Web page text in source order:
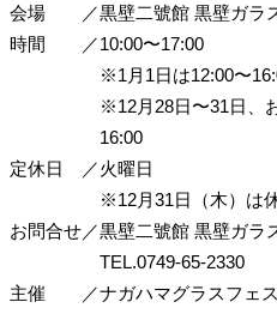
会場
／黒壁二號館 黒壁ガラ
時間
／10:00〜17:00
※1月1日は12:00〜
※12月28日〜31日、
16:00
定休日
／火曜日
※12月31日（木）は
お問合せ／黒壁二號館 黒壁ガラ
TEL.0749-65-2330
主催
／ナガハマグラスフェ